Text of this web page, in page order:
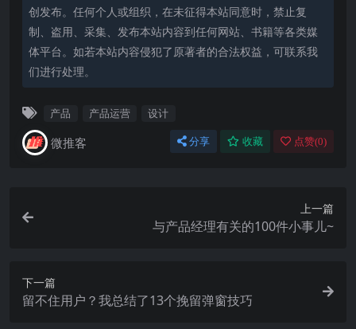
创发布。任何个人或组织，在未征得本站同意时，禁止复
制、盗用、采集、发布本站内容到任何网站、书籍等各类媒
体平台。如若本站内容侵犯了原著者的合法权益，可联系我
们进行处理。
产品 产品运营 设计
微推客 分享 收藏 点赞(0)
上一篇
与产品经理有关的100件小事儿~
下一篇
留不住用户？我总结了13个挽留弹窗技巧